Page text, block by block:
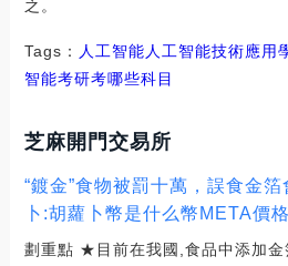
之。
Tags： 人工智能人工智能技術應用
智能考研考哪些科目
芝麻開門交易所
“鍍金”食物被罰十萬，誤食金
卜:胡蘿卜幣是什么幣META價格
劃重點 ★目前在我國,食品中添加